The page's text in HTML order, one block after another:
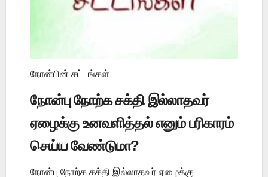
நோன்பின் சட்டங்கள்
நோன்பு நோற்க சக்தி இல்லாதவர்
ஏழைக்கு உனவளித்தல் எனும் பரிகாரம்
செய்ய வேண்டுமா?
நோன்பு நோற்க சக்தி இல்லாதவர் ஏழைக்கு